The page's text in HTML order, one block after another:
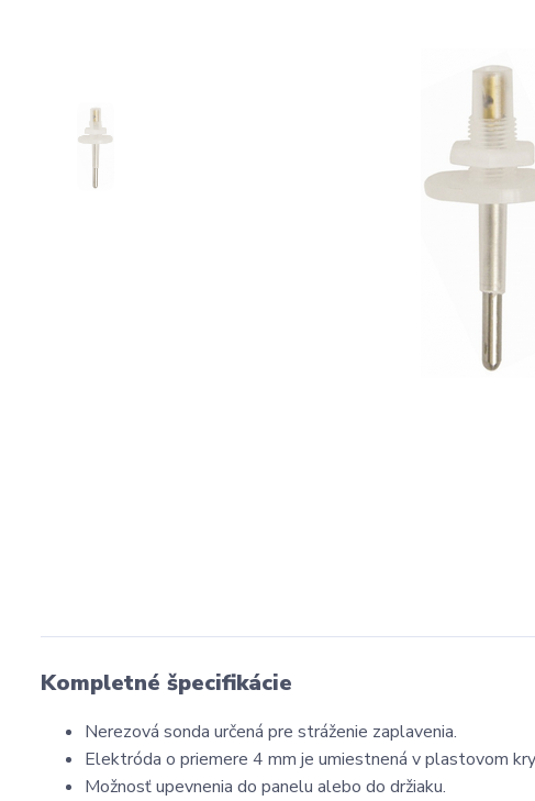
Kompletné špecifikácie
Nerezová sonda určená pre stráženie zaplavenia.
Elektróda o priemere 4 mm je umiestnená v plastovom
Možnosť upevnenia do panelu alebo do držiaku.